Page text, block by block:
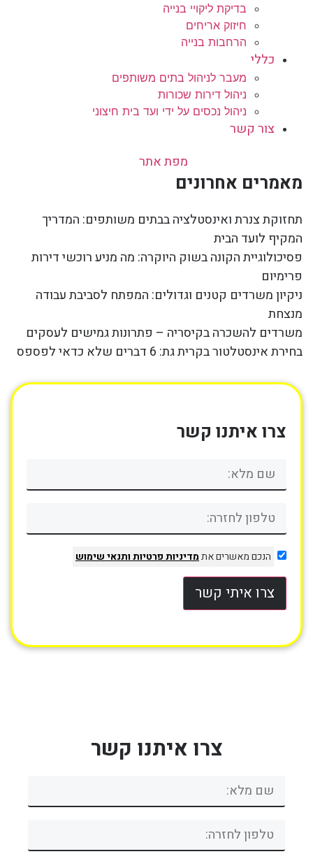
בדיקת ליקויי בנייה
חיזוק אריחים
הרחבות בנייה
כללי
מעבר לניהול בתים משותפים
ניהול דירות שכורות
ניהול נכסים על ידי ועד בית חיצוני
צור קשר
מפת אתר
מאמרים אחרונים
תחזוקת צנרת ואינסטלציה בבתים משותפים: המדריך
המקיף לועד הבית
פסיכולוגיית הקונה בשוק היוקרה: מה מניע רוכשי דירות
פרימיום
ניקיון משרדים קטנים וגדולים: המפתח לסביבת עבודה
מנצחת
משרדים להשכרה בקיסריה – פתרונות גמישים לעסקים
בחירת אינסטלטור בקרית גת: 6 דברים שלא כדאי לפספס
צרו איתנו קשר
הנכם מאשרים אתמדיניות פרטיותותנאי שימוש
צרו איתי קשר
צרו איתנו קשר